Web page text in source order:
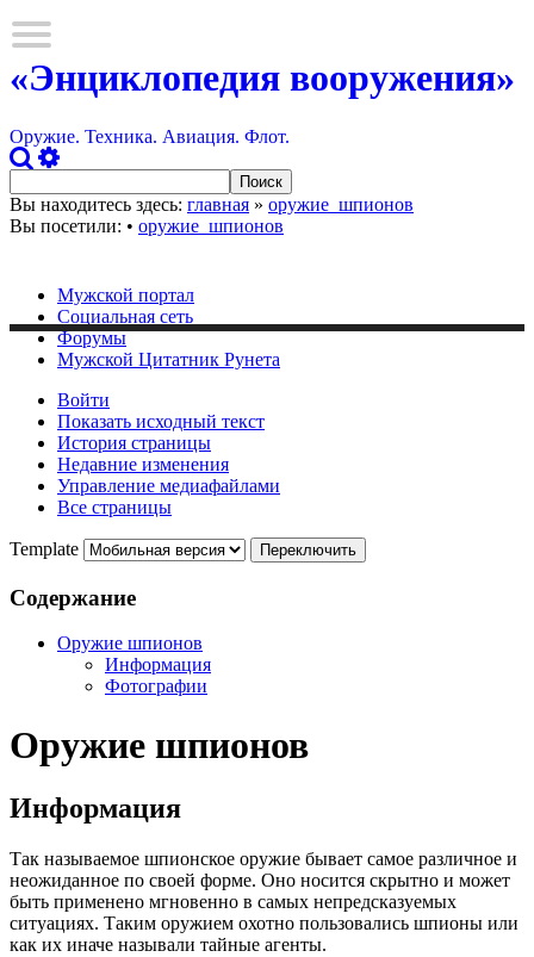
«Энциклопедия вооружения»
Оружие. Техника. Авиация. Флот.
Вы находитесь здесь: главная » оружие_шпионов
Вы посетили: • оружие_шпионов
Мужской портал
Социальная сеть
Форумы
Мужской Цитатник Рунета
Войти
Показать исходный текст
История страницы
Недавние изменения
Управление медиафайлами
Все страницы
Template
Содержание
Оружие шпионов
Информация
Фотографии
Оружие шпионов
Информация
Так называемое шпионское оружие бывает самое различное и
неожиданное по своей форме. Оно носится скрытно и может
быть применено мгновенно в самых непредсказуемых
ситуациях. Таким оружием охотно пользовались шпионы или
как их иначе называли тайные агенты.